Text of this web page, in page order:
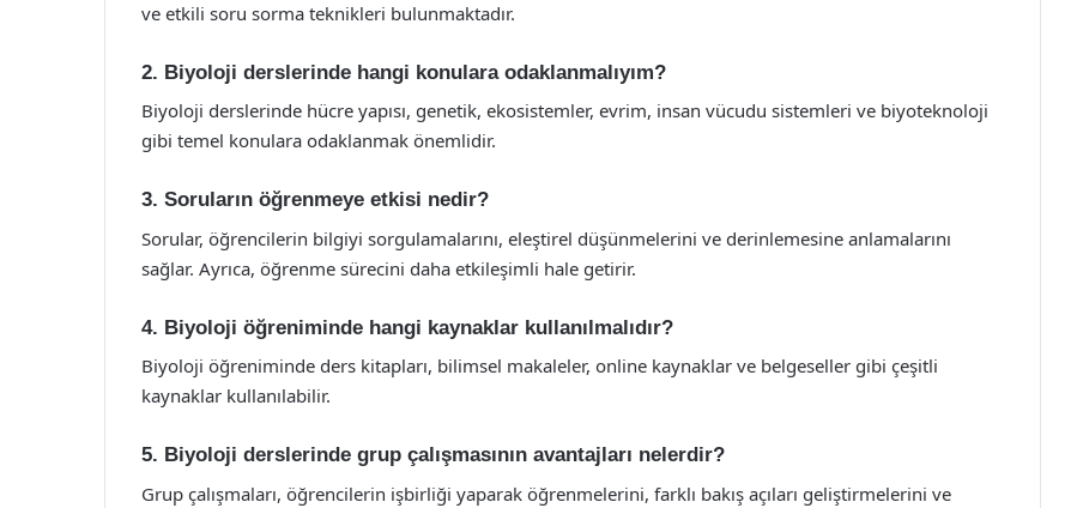
ve etkili soru sorma teknikleri bulunmaktadır.
2. Biyoloji derslerinde hangi konulara odaklanmalıyım?
Biyoloji derslerinde hücre yapısı, genetik, ekosistemler, evrim, insan vücudu sistemleri ve biyoteknoloji
gibi temel konulara odaklanmak önemlidir.
3. Soruların öğrenmeye etkisi nedir?
Sorular, öğrencilerin bilgiyi sorgulamalarını, eleştirel düşünmelerini ve derinlemesine anlamalarını
sağlar. Ayrıca, öğrenme sürecini daha etkileşimli hale getirir.
4. Biyoloji öğreniminde hangi kaynaklar kullanılmalıdır?
Biyoloji öğreniminde ders kitapları, bilimsel makaleler, online kaynaklar ve belgeseller gibi çeşitli
kaynaklar kullanılabilir.
5. Biyoloji derslerinde grup çalışmasının avantajları nelerdir?
Grup çalışmaları, öğrencilerin işbirliği yaparak öğrenmelerini, farklı bakış açıları geliştirmelerini ve